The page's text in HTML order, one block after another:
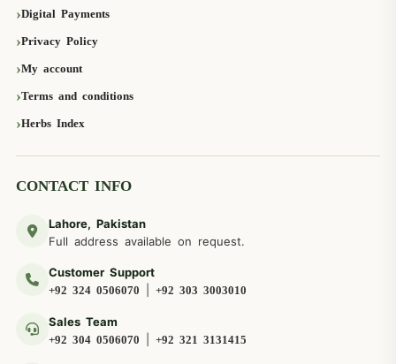
Digital Payments
Privacy Policy
My account
Terms and conditions
Herbs Index
CONTACT INFO
Lahore, Pakistan
Full address available on request.
Customer Support
+92 324 0506070 +92 303 3003010
Sales Team
+92 304 0506070 +92 321 3131415